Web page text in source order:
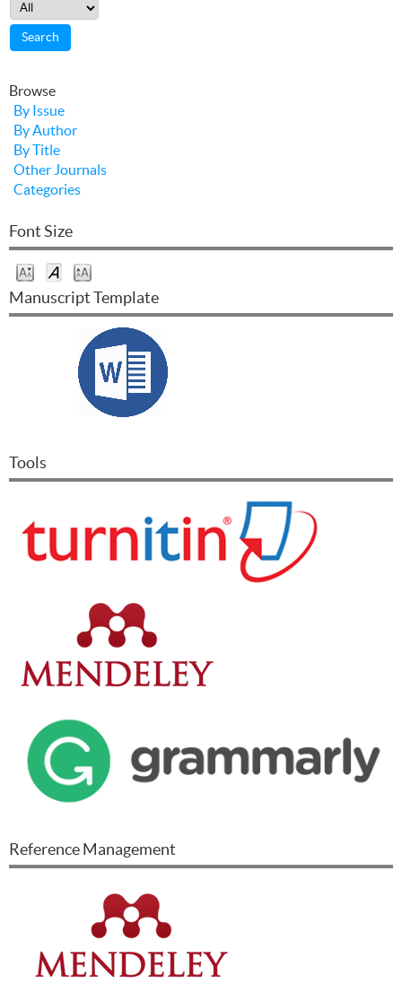
Browse
By Issue
By Author
By Title
Other Journals
Categories
Font Size
Manuscript Template
Tools
Reference Management